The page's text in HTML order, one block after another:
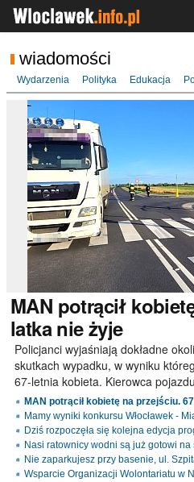
wiadomości
Wydarzenia Polityka Edukacja
MAN potrącił
latka nie żyje
Policjanci wyjaśniają dokładne
skutkach wypadku, w wyniku
67-letnia kobieta. Kierowca
MAN potrącił kobietę na przejściu.
Mamy wyniki konkursu Włocławek -
Dziś rozpoczęła się kolejna edycja
Nasi ratownicy wodni są już gotowi
Nie zaparkujesz przy basenie, ul.
Wsparcie Organizacji Wolontariatu w